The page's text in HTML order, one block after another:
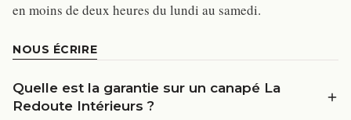
en moins de deux heures du lundi au samedi.
NOUS ÉCRIRE
Quelle est la garantie sur un canapé La
Redoute Intérieurs ?